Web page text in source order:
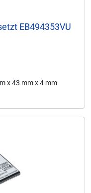
EB494353VU
x 43 mm x 4 mm